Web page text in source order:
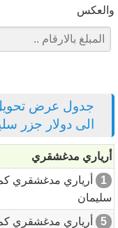
والعكس
جدول عرض
الى دولار جزر
أرياري مدغشقري
1
أرياري مدغشقري
سليمان
5
أرياري مدغشقري